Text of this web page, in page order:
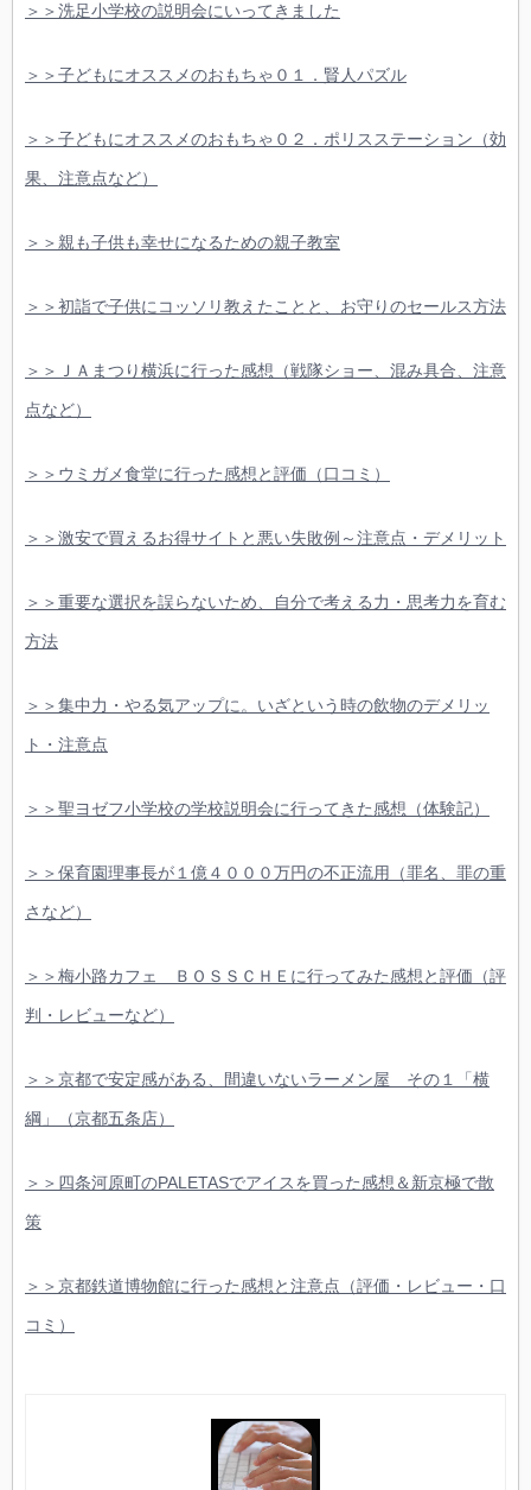
＞＞洗足小学校の説明会にいってきました
＞＞子どもにオススメのおもちゃ０１．賢人パズル
＞＞子どもにオススメのおもちゃ０２．ポリスステーション（効
果、注意点など）
＞＞親も子供も幸せになるための親子教室
＞＞初詣で子供にコッソリ教えたことと、お守りのセールス方法
＞＞ＪＡまつり横浜に行った感想（戦隊ショー、混み具合、注意
点など）
＞＞ウミガメ食堂に行った感想と評価（口コミ）
＞＞激安で買えるお得サイトと悪い失敗例～注意点・デメリット
＞＞重要な選択を誤らないため、自分で考える力・思考力を育む
方法
＞＞集中力・やる気アップに。いざという時の飲物のデメリッ
ト・注意点
＞＞聖ヨゼフ小学校の学校説明会に行ってきた感想（体験記）
＞＞保育園理事長が１億４０００万円の不正流用（罪名、罪の重
さなど）
＞＞梅小路カフェ ＢＯＳＳＣＨＥに行ってみた感想と評価（評
判・レビューなど）
＞＞京都で安定感がある、間違いないラーメン屋 その１「横
綱」（京都五条店）
＞＞四条河原町のPALETASでアイスを買った感想＆新京極で散
策
＞＞京都鉄道博物館に行った感想と注意点（評価・レビュー・口
コミ）